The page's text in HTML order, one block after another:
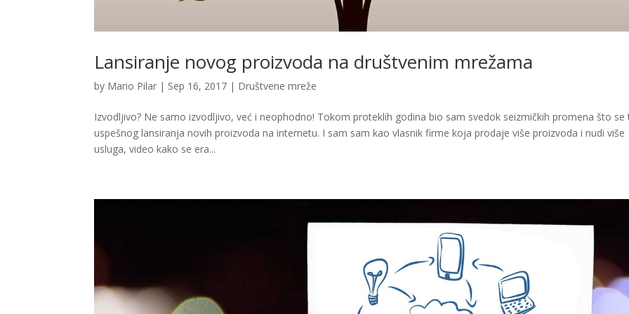
Lansiranje novog proizvoda na društvenim mrežama
by Mario Pilar | Sep 16, 2017 | Društvene mreže
Izvodljivo? Ne samo izvodljivo, već i neophodno! Tokom proteklih godina bio sam svedok seizmičkih promena što se
uspešnog lansiranja novih proizvoda na internetu. I sam sam kao vlasnik firme koja prodaje više proizvoda i nudi više
usluga, video kako se era...